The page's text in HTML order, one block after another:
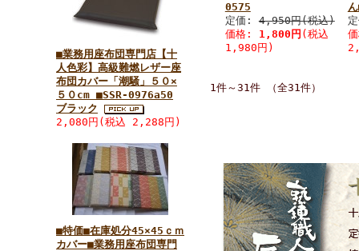
■業務用座布団専門店【十
人色彩】高級難燃レザー座
布団カバー「潮騒」５０×
５０cm ■SSR-0976a50
ブラック
2,080円(税込 2,288円)
■特価■在庫処分45×45ｃｍ
カバー■業務用座布団専門
0575
定価:4,950円(税込)
価格: 1,800円 (税込
1,980円)
1件～31件 （全31件）